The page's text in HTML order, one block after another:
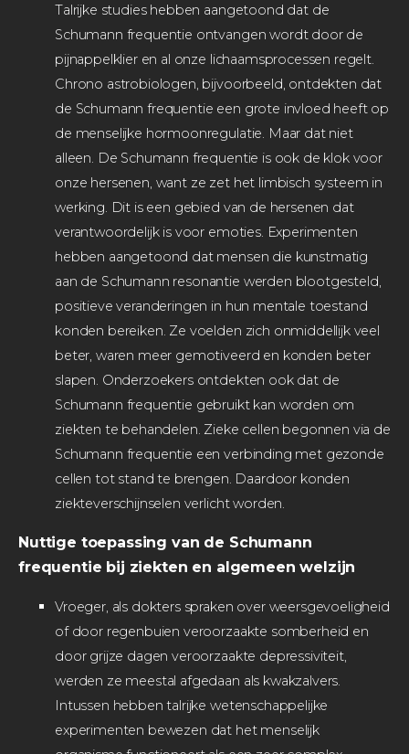
Talrijke studies hebben aangetoond dat de
Schumann frequentie ontvangen wordt door de
pijnappelklier en al onze lichaamsprocessen regelt.
Chrono astrobiologen, bijvoorbeeld, ontdekten dat
de Schumann frequentie een grote invloed heeft op
de menselijke hormoonregulatie. Maar dat niet
alleen. De Schumann frequentie is ook de klok voor
onze hersenen, want ze zet het limbisch systeem in
werking. Dit is een gebied van de hersenen dat
verantwoordelijk is voor emoties. Experimenten
hebben aangetoond dat mensen die kunstmatig
aan de Schumann resonantie werden blootgesteld,
positieve veranderingen in hun mentale toestand
konden bereiken. Ze voelden zich onmiddellijk veel
beter, waren meer gemotiveerd en konden beter
slapen. Onderzoekers ontdekten ook dat de
Schumann frequentie gebruikt kan worden om
ziekten te behandelen. Zieke cellen begonnen via de
Schumann frequentie een verbinding met gezonde
cellen tot stand te brengen. Daardoor konden
ziekteverschijnselen verlicht worden.
Nuttige toepassing van de Schumann
frequentie bij ziekten en algemeen welzijn
Vroeger, als dokters spraken over weersgevoeligheid
of door regenbuien veroorzaakte somberheid en
door grijze dagen veroorzaakte depressiviteit,
werden ze meestal afgedaan als kwakzalvers.
Intussen hebben talrijke wetenschappelijke
experimenten bewezen dat het menselijk